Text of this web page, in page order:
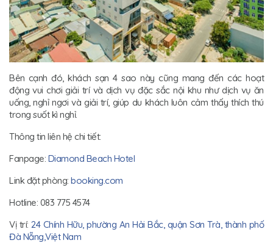
Bên cạnh đó, khách sạn 4 sao này cũng mang đến các hoạt
động vui chơi giải trí và dịch vụ đặc sắc nội khu như dịch vụ ăn
uống, nghỉ ngơi và giải trí, giúp du khách luôn cảm thấy thích thú
trong suốt kì nghỉ.
Thông tin liên hệ chi tiết:
Fanpage: Diamond Beach Hotel
Link đặt phòng: booking.com
Hotline: 083 775 4574
Vị trí: 24 Chính Hữu, phường An Hải Bắc, quận Sơn Trà, thành phố
Đà Nẵng,Việt Nam